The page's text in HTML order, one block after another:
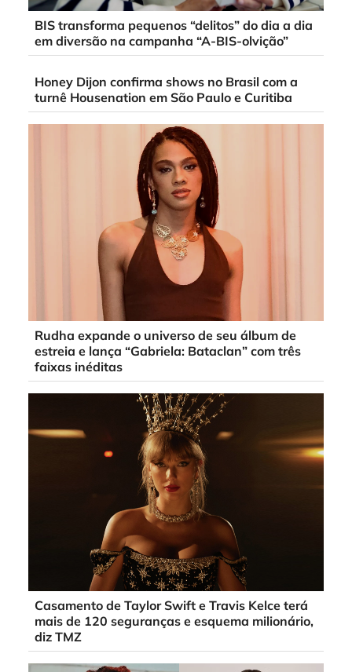
BIS transforma pequenos “delitos” do dia a dia
em diversão na campanha “A-BIS-olvição”
Honey Dijon confirma shows no Brasil com a
turnê Housenation em São Paulo e Curitiba
Rudha expande o universo de seu álbum de
estreia e lança “Gabriela: Bataclan” com três
faixas inéditas
Casamento de Taylor Swift e Travis Kelce terá
mais de 120 seguranças e esquema milionário,
diz TMZ